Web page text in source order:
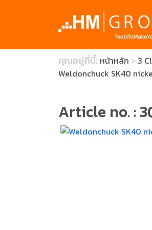
คุณอยู่ที่นี้: หน้าหลัก 3
Weldonchuck SK40
Article no. :